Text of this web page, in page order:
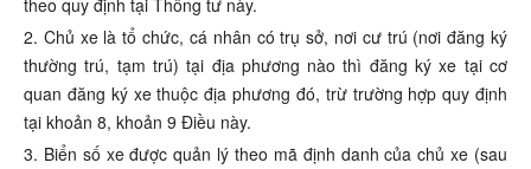
theo quy định tại Thông tư này.
2. Chủ xe là tổ chức, cá nhân có trụ sở, nơi cư trú (nơi đăng ký
thường trú, tạm trú) tại địa phương nào thì đăng ký xe tại cơ
quan đăng ký xe thuộc địa phương đó, trừ trường hợp quy định
tại khoản 8, khoản 9 Điều này.
3. Biển số xe được quản lý theo mã định danh của chủ xe (sau